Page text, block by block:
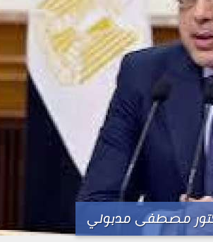
مصطفى مدبولي